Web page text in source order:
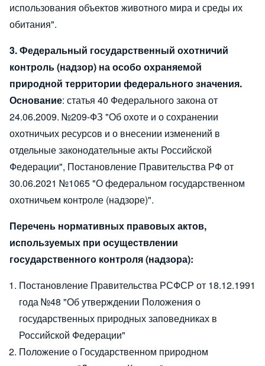
использования объектов животного мира и среды их
обитания".
3. Федеральный государственный охотничий
контроль (надзор) на особо охраняемой
природной территории федерального значения.
Основание: статья 40 Федерального закона от
24.06.2009. №209-ФЗ "Об охоте и о сохранении
охотничьих ресурсов и о внесении изменений в
отдельные законодательные акты Российской
Федерации", Постановление Правительства РФ от
30.06.2021 №1065 "О федеральном государственном
охотничьем контроле (надзоре)".
Перечень нормативных правовых актов,
используемых при осуществлении
государственного контроля (надзора):
Постановление Правительства РСФСР от 18.12.1991
года №48 "Об утверждении Положения о
государственных природных заповедниках в
Российской Федерации"
Положение о Государственном природном